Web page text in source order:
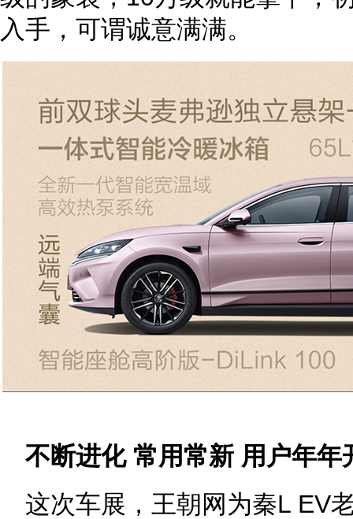
入手，可谓诚意满满。
不断进化 常用常新 用户年年
这次车展，王朝网为秦L EV